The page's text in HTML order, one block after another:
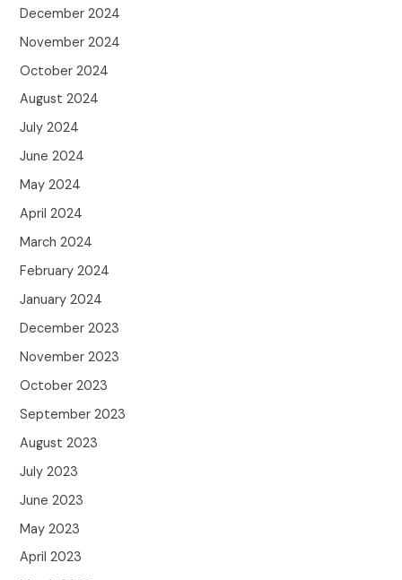
December 2024
November 2024
October 2024
August 2024
July 2024
June 2024
May 2024
April 2024
March 2024
February 2024
January 2024
December 2023
November 2023
October 2023
September 2023
August 2023
July 2023
June 2023
May 2023
April 2023